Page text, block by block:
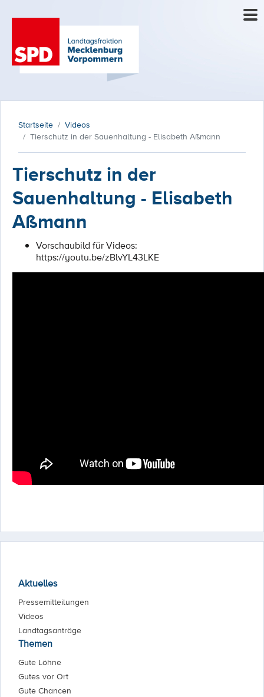
Startseite
Videos
Tierschutz in der Sauenhaltung - Elisabeth Aßmann
Tierschutz in der
Sauenhaltung - Elisabeth
Aßmann
Vorschaubild für Videos:
https://youtu.be/zBlvYL43LKE
Aktuelles
Pressemitteilungen
Videos
Landtagsanträge
Themen
Gute Löhne
Gutes vor Ort
Gute Chancen